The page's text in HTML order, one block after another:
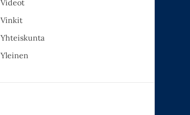
Videot
Vinkit
Yhteiskunta
Yleinen